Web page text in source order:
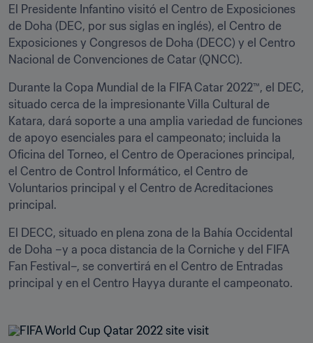
El Presidente Infantino visitó el Centro de Exposiciones
de Doha (DEC, por sus siglas en inglés), el Centro de
Exposiciones y Congresos de Doha (DECC) y el Centro
Nacional de Convenciones de Catar (QNCC).
Durante la Copa Mundial de la FIFA Catar 2022™, el DEC,
situado cerca de la impresionante Villa Cultural de
Katara, dará soporte a una amplia variedad de funciones
de apoyo esenciales para el campeonato; incluida la
Oficina del Torneo, el Centro de Operaciones principal,
el Centro de Control Informático, el Centro de
Voluntarios principal y el Centro de Acreditaciones
principal.
El DECC, situado en plena zona de la Bahía Occidental
de Doha –y a poca distancia de la Corniche y del FIFA
Fan Festival–, se convertirá en el Centro de Entradas
principal y en el Centro Hayya durante el campeonato.